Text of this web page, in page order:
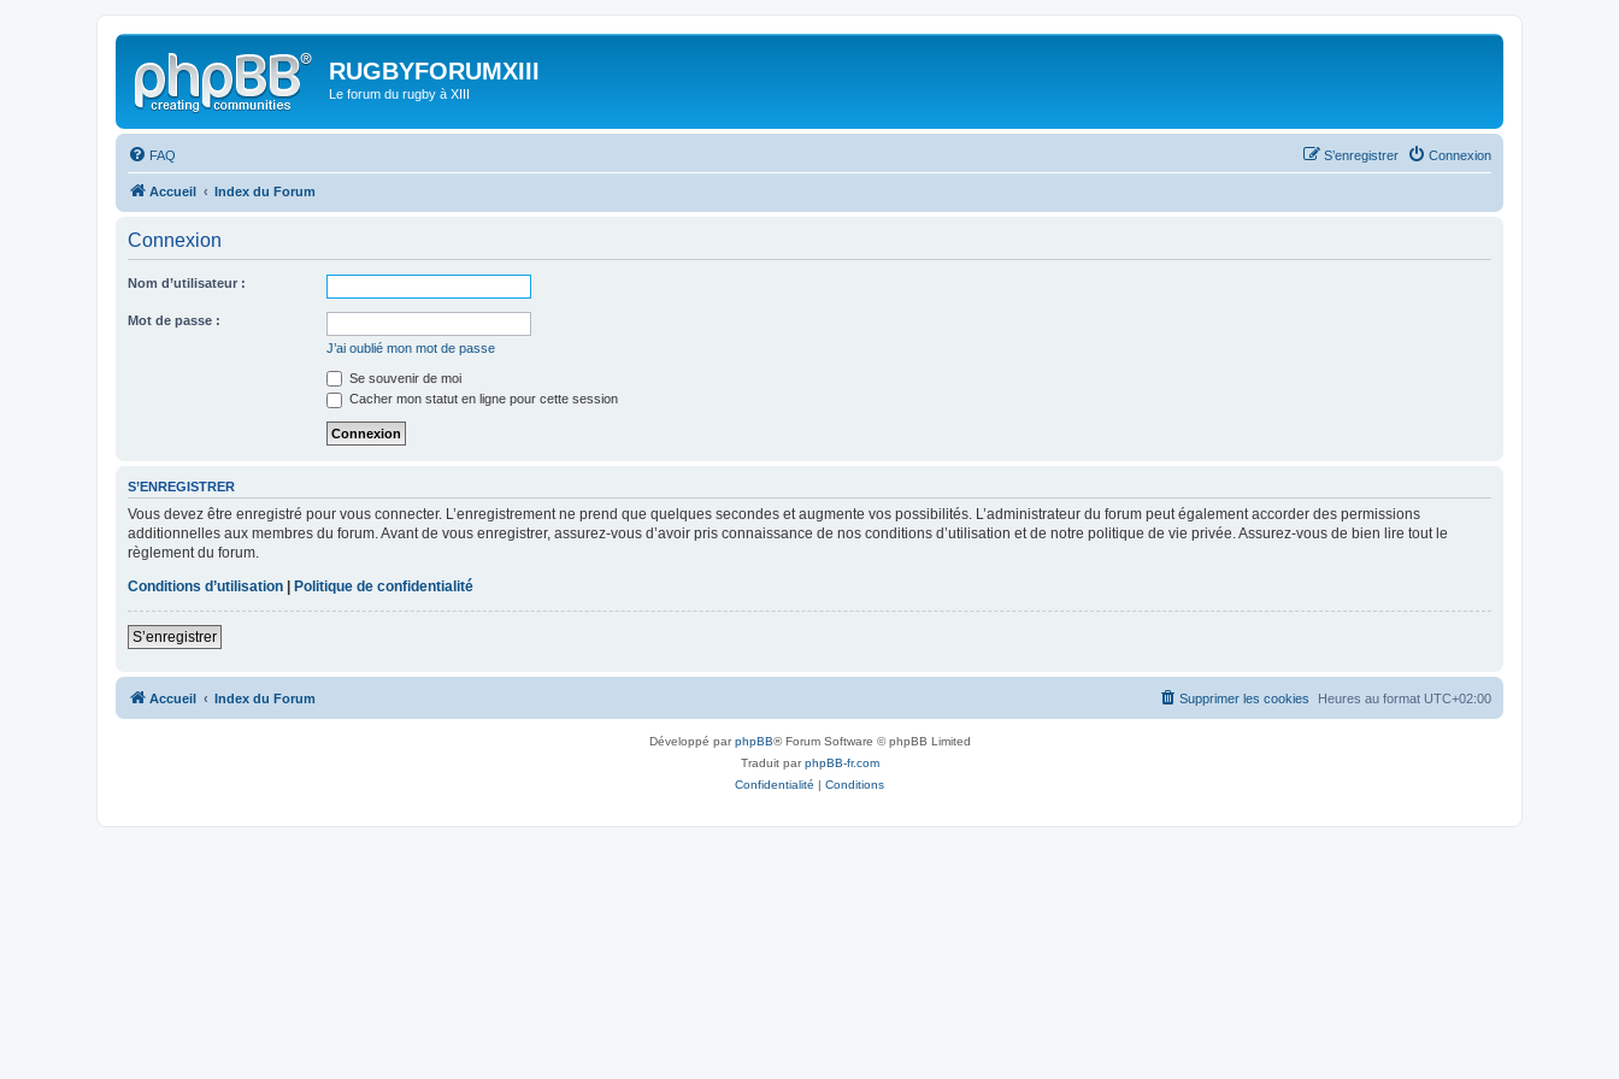
RUGBYFORUMXIII
Le forum du rugby à XIII
FAQ Connexion
S’enregistrer
Accueil Index du Forum
Connexion
Nom d’utilisateur :
Mot de passe :
J’ai oublié mon mot de passe
Se souvenir de moi
Cacher mon statut en ligne pour cette session
S’ENREGISTRER
Vous devez être enregistré pour vous connecter. L’enregistrement ne prend que quelques secondes et augmente vos possibilités. L’administrateur du forum peut également accorder des permissions
additionnelles aux membres du forum. Avant de vous enregistrer, assurez-vous d’avoir pris connaissance de nos conditions d’utilisation et de notre politique de vie privée. Assurez-vous de bien lire tout le
règlement du forum.
Conditions d’utilisation
Politique de confidentialité
S’enregistrer
Accueil Index du Forum Heures au format UTC+02:00
Supprimer les cookies
Développé parphpBB® Forum Software © phpBB Limited
Traduit parphpBB-fr.com
Confidentialité | Conditions